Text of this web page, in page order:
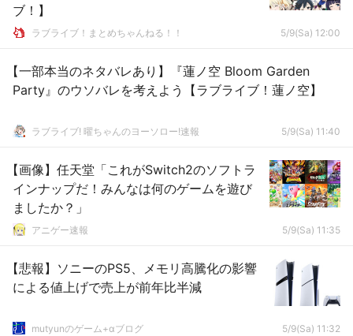
ブ！】
ラブライブ！まとめちゃんねる！！ 5/9(Sa) 12:00
【一部本当のネタバレあり】『蓮ノ空 Bloom Garden
Party』のウソバレを考えよう【ラブライブ！蓮ノ空】
ラブライブ! 曜ちゃんのヨーソロー!速報 5/9(Sa) 11:40
【画像】任天堂「これがSwitch2のソフトラ
インナップだ！みんなは何のゲームを遊び
ましたか？」
アニゲー速報 5/9(Sa) 11:35
【悲報】ソニーのPS5、メモリ高騰化の影響
による値上げで売上が前年比半減
mutyunのゲーム+αブログ 5/9(Sa) 11:32